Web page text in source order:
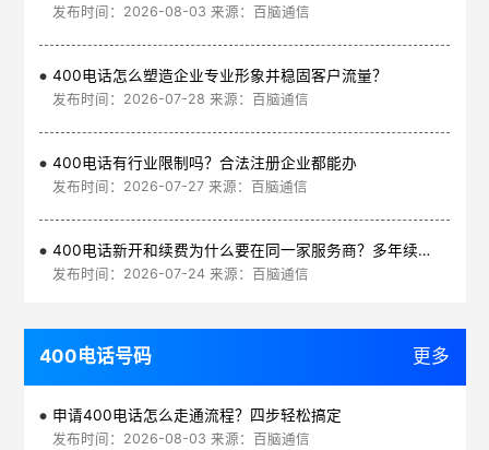
发布时间：2026-08-03 来源：百脑通信
400电话怎么塑造企业专业形象并稳固客户流量？
发布时间：2026-07-28 来源：百脑通信
400电话有行业限制吗？合法注册企业都能办
发布时间：2026-07-27 来源：百脑通信
400电话新开和续费为什么要在同一家服务商？多年续费更划算
发布时间：2026-07-24 来源：百脑通信
400电话号码 更多
申请400电话怎么走通流程？四步轻松搞定
发布时间：2026-08-03 来源：百脑通信